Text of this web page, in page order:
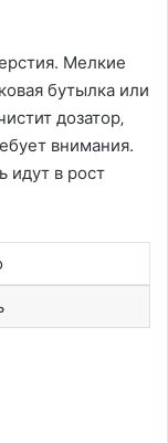
Мелкие
бутылка или
дозатор‚
внимания.
идут в рост